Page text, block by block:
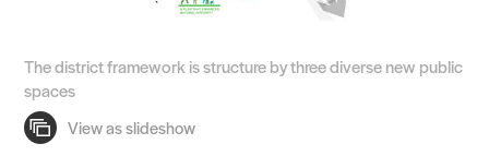
The district framework is structure by three diverse new public
spaces
Practice
Projects